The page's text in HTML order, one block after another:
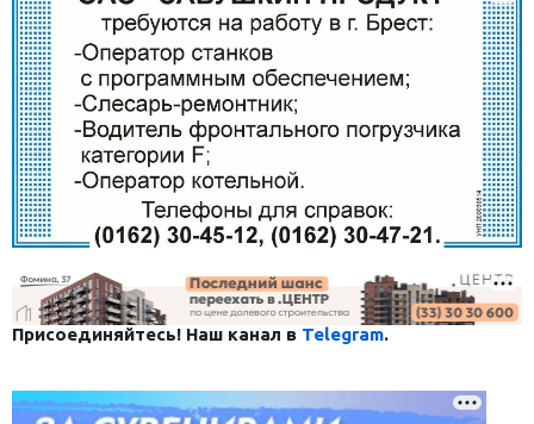
Присоединяйтесь! Наш канал в Telegram.